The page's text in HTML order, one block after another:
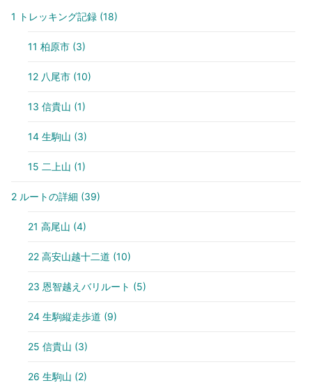
1 トレッキング記録 (18)
11 柏原市 (3)
12 八尾市 (10)
13 信貴山 (1)
14 生駒山 (3)
15 二上山 (1)
2 ルートの詳細 (39)
21 高尾山 (4)
22 高安山越十二道 (10)
23 恩智越えバリルート (5)
24 生駒縦走歩道 (9)
25 信貴山 (3)
26 生駒山 (2)